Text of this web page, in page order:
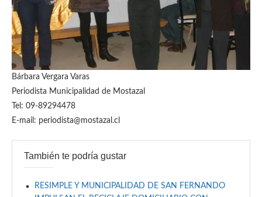
Bárbara Vergara Varas
Periodista Municipalidad de Mostazal
Tel: 09-89294478
E-mail: periodista@mostazal.cl
También te podría gustar
RESIMPLE Y MUNICIPALIDAD DE SAN FERNANDO